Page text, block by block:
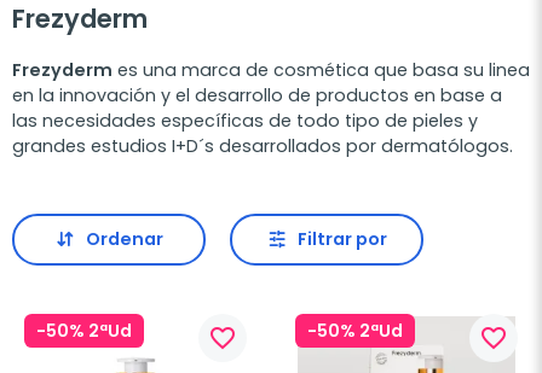
Frezyderm
Frezyderm es una marca de cosmética que basa su linea
en la innovación y el desarrollo de productos en base a
las necesidades específicas de todo tipo de pieles y
grandes estudios I+D´s desarrollados por dermatólogos.
Ordenar Filtrar por
-50% 2ªUd favorite_border -50% 2ªUd favorite_border